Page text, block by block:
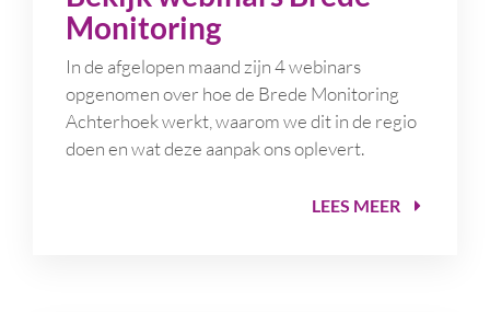
Monitoring
In de afgelopen maand zijn 4 webinars
opgenomen over hoe de Brede Monitoring
Achterhoek werkt, waarom we dit in de regio
doen en wat deze aanpak ons oplevert.
LEES MEER